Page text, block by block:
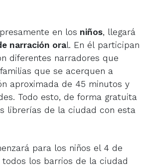
en los niños, llegará
narración oral. En él participan
diferentes narradores que
que se acerquen a
aproximada de 45 minutos y
Todo esto, de forma gratuita
librerías de la ciudad con esta
para los niños el 4 de
los barrios de la ciudad